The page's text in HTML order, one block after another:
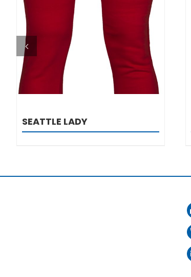
DETALJI
SEATTLE LADY